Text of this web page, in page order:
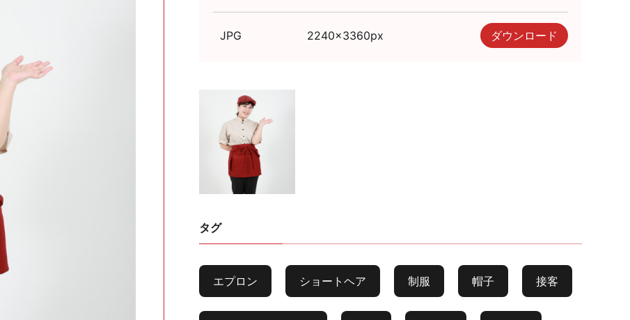
JPG 2240×3360px ダウンロード
タグ
エプロン ショートヘア 制服 帽子 接客